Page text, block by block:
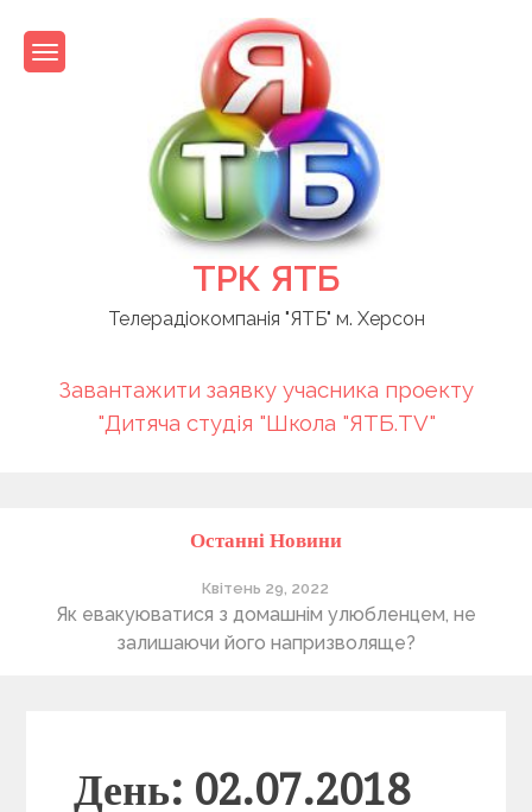
content
ТРК ЯТБ
Телерадіокомпанія "ЯТБ" м. Херсон
Завантажити заявку учасника проекту
"Дитяча студія "Школа "ЯТБ.TV"
Останні Новини
Квітень 29, 2022
Як евакуюватися з домашнім улюбленцем, не
залишаючи його напризволяще?
День: 02.07.2018